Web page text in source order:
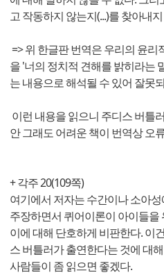
고 작동하지 않는지(...)를 찾아내
=> 위 한글판 번역은 우리의 윤
을 '너의 정치적 견해를 밝히라는
는 내용으로 해석될 수 있어 잘못
이런 내용을 읽으니 주디스 버틀
안 그래도 어려운 책이 번역상 오
+ 각주 20(109쪽)
여기에서 저자는 수간이나 소아
주장하면서 퀴어이론이 아이들
이에 대해 단호하게 비판한다. 이
스 버틀러가 출연한다는 것에 대
사람들이 좀 읽으면 좋겠다.